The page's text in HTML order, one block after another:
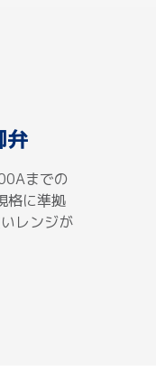
弁
までの
格に準拠
レンジが